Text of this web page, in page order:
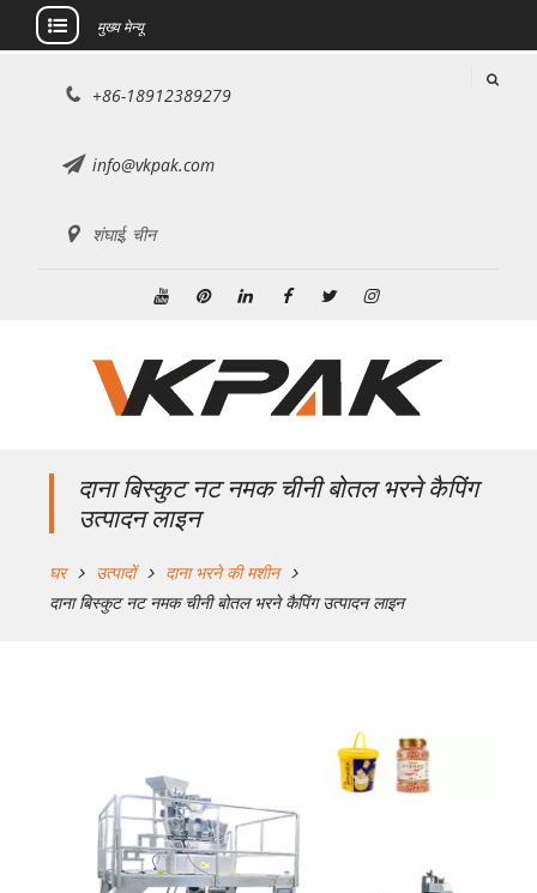
मुख्य मेन्यू
+86-18912389279
info@vkpak.com
शंघाई, चीन
दाना बिस्कुट नट नमक चीनी बोतल भरने कैपिंग
उत्पादन लाइन
घर उत्पादों
दाना भरने की मशीन
दाना बिस्कुट नट नमक चीनी बोतल भरने कैपिंग उत्पादन लाइन